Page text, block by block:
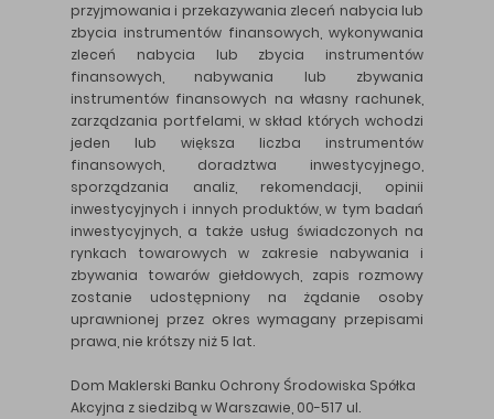
przyjmowania i przekazywania zleceń nabycia lub
zbycia instrumentów finansowych, wykonywania
zleceń nabycia lub zbycia instrumentów
finansowych, nabywania lub zbywania
instrumentów finansowych na własny rachunek,
zarządzania portfelami, w skład których wchodzi
jeden lub większa liczba instrumentów
finansowych, doradztwa inwestycyjnego,
sporządzania analiz, rekomendacji, opinii
inwestycyjnych i innych produktów, w tym badań
inwestycyjnych, a także usług świadczonych na
rynkach towarowych w zakresie nabywania i
zbywania towarów giełdowych, zapis rozmowy
zostanie udostępniony na żądanie osoby
uprawnionej przez okres wymagany przepisami
prawa, nie krótszy niż 5 lat.
Dom Maklerski Banku Ochrony Środowiska Spółka
Akcyjna z siedzibą w Warszawie, 00-517 ul.